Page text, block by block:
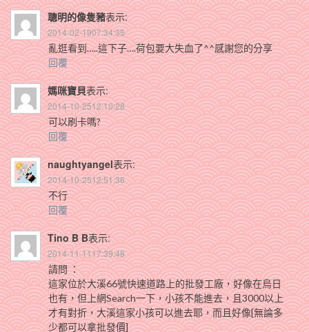
聰明的像隻豬表示:
2014-02-1907:34:35
亂逛看到…..這下子….荷包要大失血了^^感謝您的分享
回覆
媽咪寶貝表示:
2014-10-2512:10:28
可以刷卡嗎?
回覆
naughtyangel表示:
2014-10-2512:51:36
不行
回覆
Tino B B表示:
2014-11-1117:39:48
請問 ：
這家位於大溪66號快速道路上的批發工廠，好像在烏日
也有，但上網Search一下，小孩不能進去，且3000以上
才有對折，大溪這家小孩可以進去耶，而且好像[無論多
少都可以拿批發價]